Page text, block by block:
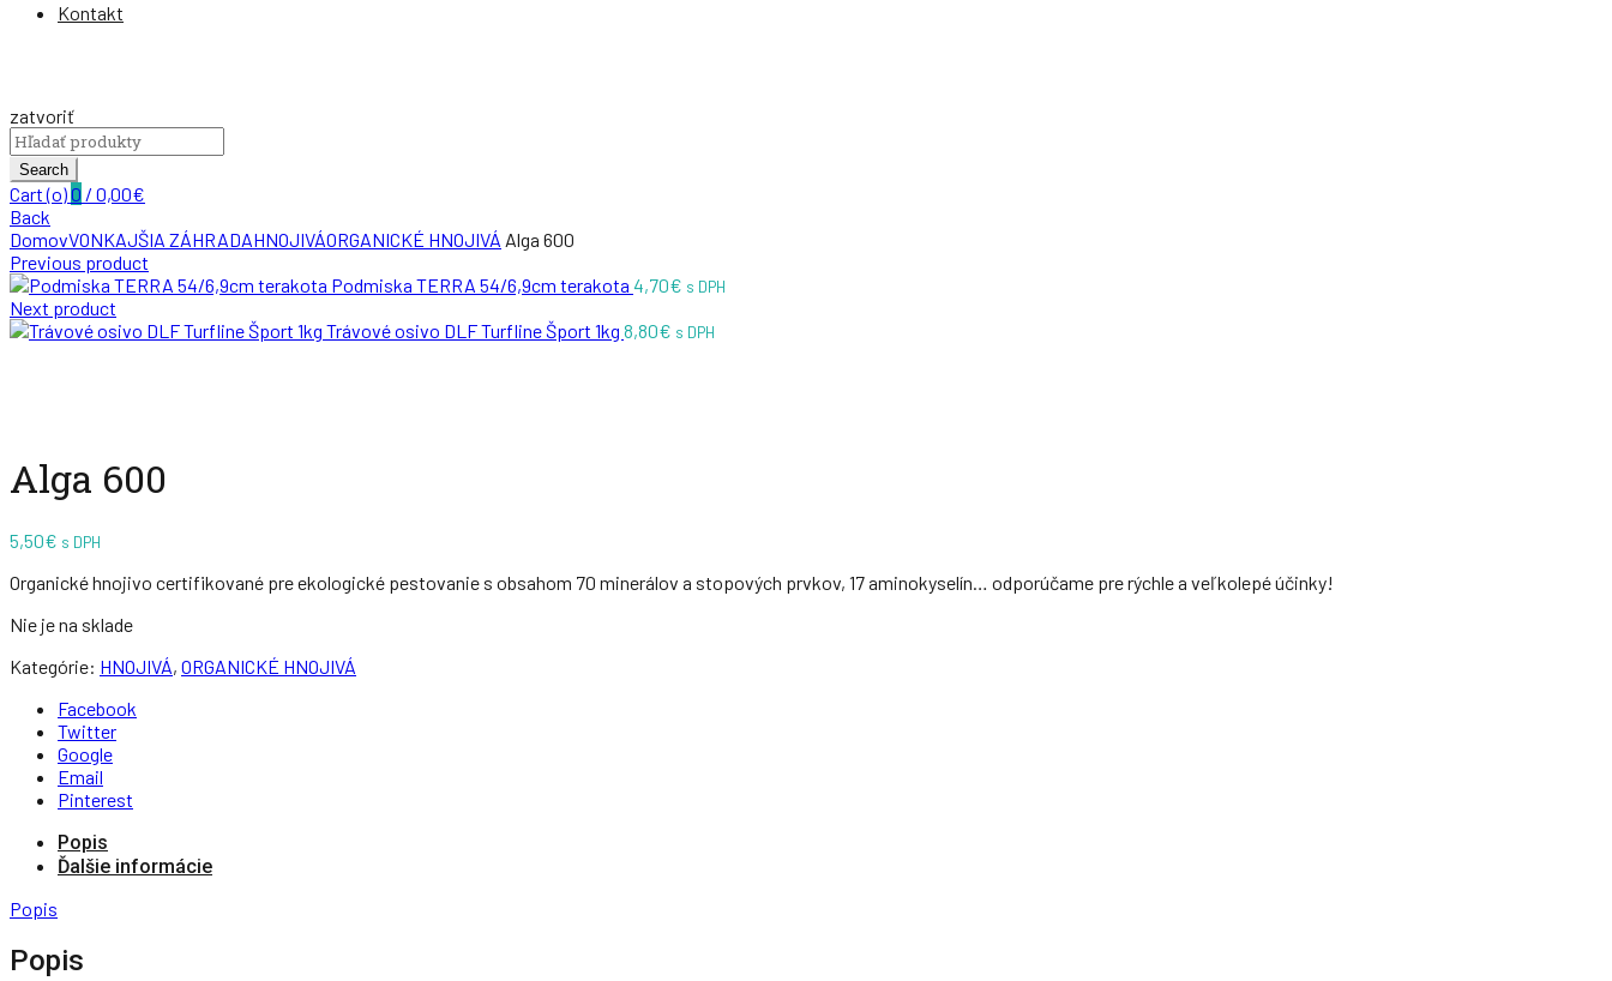
Kontakt
zatvoriť
Search
for:
Search
Cart (o)0 / 0,00€
Back
DomovVONKAJŠIA ZÁHRADAHNOJIVÁORGANICKÉ HNOJIVÁ Alga 600
Previous product
Podmiska TERRA 54/6,9cm terakota 4,70€ s DPH
Next product
Trávové osivo DLF Turfline Šport 1kg 8,80€ s DPH
Alga 600
5,50€ s DPH
Organické hnojivo certifikované pre ekologické pestovanie s obsahom 70 minerálov a stopových prvkov, 17 aminokyselín… odporúčame pre rýchle a veľkolepé účinky!
Nie je na sklade
Kategórie: HNOJIVÁ, ORGANICKÉ HNOJIVÁ
Facebook
Twitter
Google
Email
Pinterest
Popis
Ďalšie informácie
Popis
Popis